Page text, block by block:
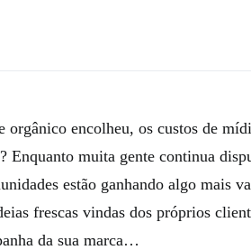
orgânico encolheu, os custos de
Enquanto muita gente continua
estão ganhando algo mais
frescas vindas dos próprios
da sua marca…